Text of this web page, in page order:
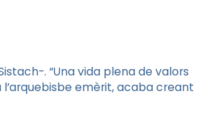
. “Una vida plena de valors
l’arquebisbe emèrit, acaba creant